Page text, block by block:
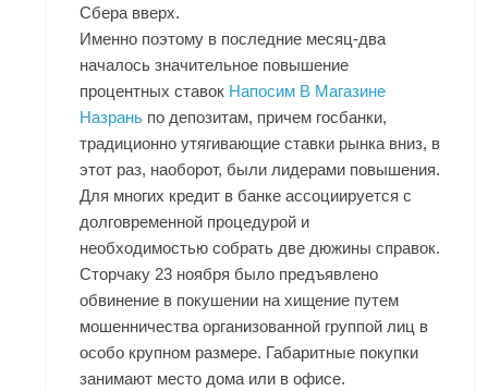
Сбера вверх.
Именно поэтому в последние месяц-два
началось значительное повышение
процентных ставок Напосим В Магазине
Назрань по депозитам, причем госбанки,
традиционно утягивающие ставки рынка вниз, в
этот раз, наоборот, были лидерами повышения.
Для многих кредит в банке ассоциируется с
долговременной процедурой и
необходимостью собрать две дюжины справок.
Сторчаку 23 ноября было предъявлено
обвинение в покушении на хищение путем
мошенничества организованной группой лиц в
особо крупном размере. Габаритные покупки
занимают место дома или в офисе.